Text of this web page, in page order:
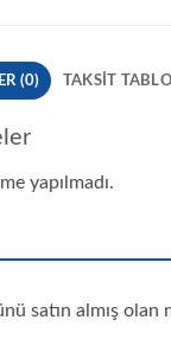
(0) TAKSIT
yapılmadı.
satın almış